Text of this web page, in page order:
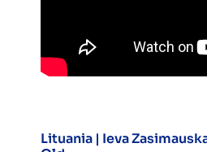
Lituania | Ieva